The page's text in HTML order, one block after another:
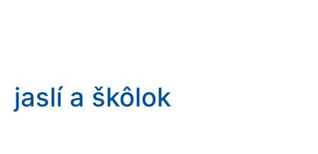
jaslí a škôlok